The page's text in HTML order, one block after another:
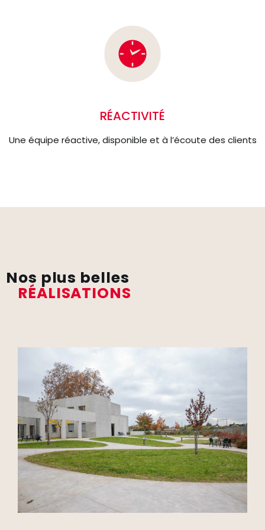
RÉACTIVITÉ
Une équipe réactive, disponible et à l’écoute des clients
Nos plus belles
RÉALISATIONS
Institut La Teppe
Béton quartzé lissé avec finition
hydrogommage